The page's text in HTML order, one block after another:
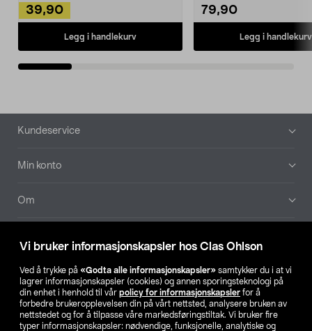
Vi bruker informasjonskapsler hos Clas Ohlson
Ved å trykke på «Godta alle informasjonskapsler» samtykker du i at vi
lagrer informasjonskapsler (cookies) og annen sporingsteknologi på
din enhet i henhold til vår policy for informasjonskapsler for å
forbedre brukeropplevelsen din på vårt nettsted, analysere bruken av
nettstedet og for å tilpasse våre markedsføringstiltak. Vi bruker fire
typer informasjonskapsler: nødvendige, funksjonelle, analytiske og
39,90
Legg i handlekurv
79,90
Legg i handlekurv
Bunntekst
Kundeservice
Min konto
Om
Våre selskaper
Finn din butikk